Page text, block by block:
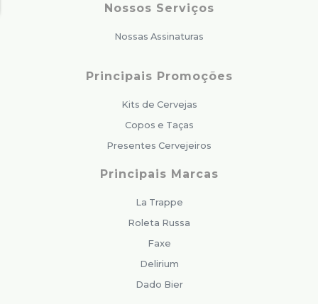
Nossos Serviços
Nossas Assinaturas
Principais Promoções
Kits de Cervejas
Copos e Taças
Presentes Cervejeiros
Principais Marcas
La Trappe
Roleta Russa
Faxe
Delirium
Dado Bier